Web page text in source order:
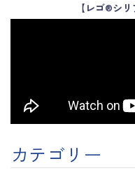
【レゴ®シ
カテゴリー